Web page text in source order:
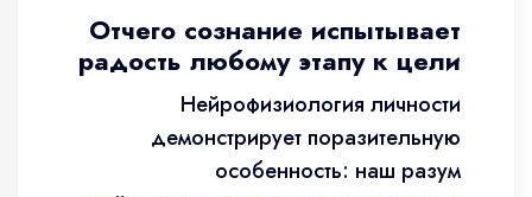
Отчего сознание испытывает
радость любому этапу к цели
Нейрофизиология личности
демонстрирует поразительную
особенность: наш разум